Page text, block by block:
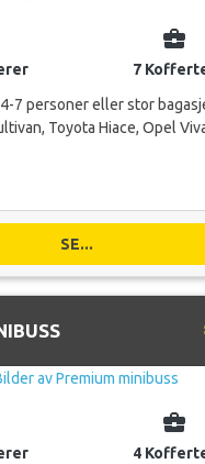
business_center
7
7 personer eller stor
Toyota Hiace, Opel
SE...
business_center
4